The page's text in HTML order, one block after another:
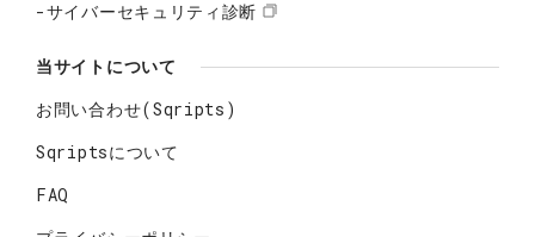
-サイバーセキュリティ診断
当サイトについて
お問い合わせ(Sqripts)
Sqriptsについて
FAQ